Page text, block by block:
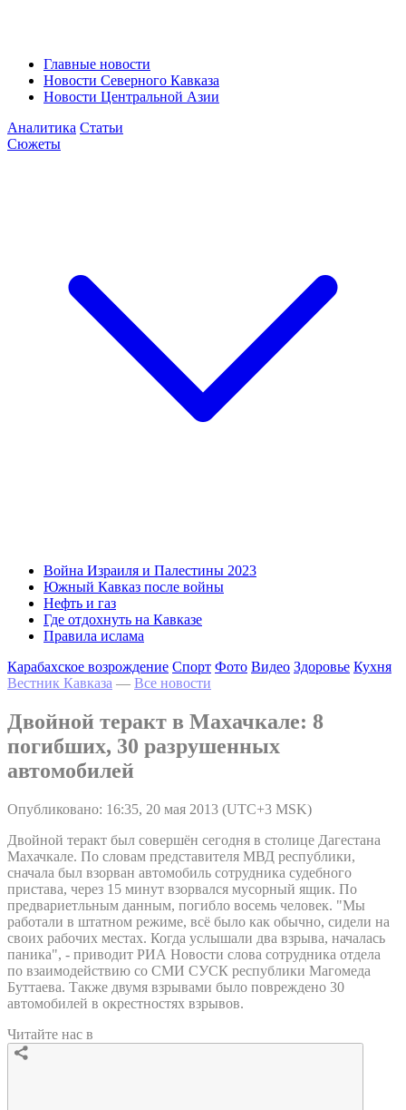
Главные новости
Новости Северного Кавказа
Новости Центральной Азии
Аналитика Статьи
Сюжеты
Война Израиля и Палестины 2023
Южный Кавказ после войны
Нефть и газ
Где отдохнуть на Кавказе
Правила ислама
Карабахское возрождение Спорт Фото Видео Здоровье Кухня
Вестник Кавказа — Все новости
Двойной теракт в Махачкале: 8
погибших, 30 разрушенных
автомобилей
Опубликовано: 16:35, 20 мая 2013 (UTC+3 MSK)
Двойной теракт был совершён сегодня в столице Дагестана
Махачкале. По словам представителя МВД республики,
сначала был взорван автомобиль сотрудника судебного
пристава, через 15 минут взорвался мусорный ящик. По
предвариетльным данным, погибло восемь человек. "Мы
работали в штатном режиме, всё было как обычно, сидели на
своих рабочих местах. Когда услышали два взрыва, началась
паника", - приводит РИА Новости слова сотрудника отдела
по взаимодействию со СМИ СУСК республики Магомеда
Буттаева. Также двумя взрывами было повреждено 30
автомобилей в окрестностях взрывов.
Читайте нас в